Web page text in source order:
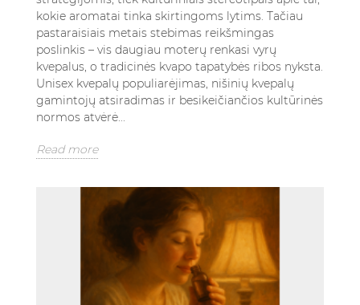
kokie aromatai tinka skirtingoms lytims. Tačiau
pastaraisiais metais stebimas reikšmingas
poslinkis – vis daugiau moterų renkasi vyrų
kvepalus, o tradicinės kvapo tapatybės ribos nyksta.
Unisex kvepalų populiarėjimas, nišinių kvepalų
gamintojų atsiradimas ir besikeičiančios kultūrinės
normos atvėrė...
Read more